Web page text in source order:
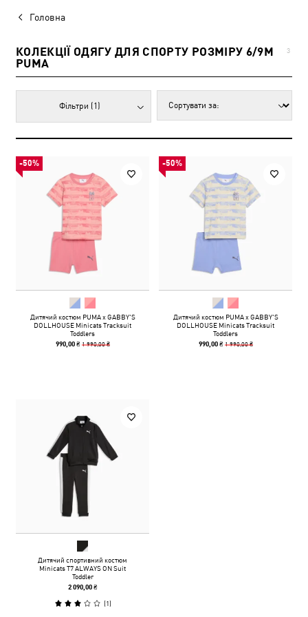
Головна
КОЛЕКЦІЇ ОДЯГУ ДЛЯ СПОРТУ РОЗМІРУ 6/9M
PUMA
3
Фільтри (1)
-50%
Дитячий костюм PUMA x GABBY'S
DOLLHOUSE Minicats Tracksuit
Toddlers
990,00 ₴ 1 990,00 ₴
-50%
Дитячий костюм PUMA x GABBY'S
DOLLHOUSE Minicats Tracksuit
Toddlers
990,00 ₴ 1 990,00 ₴
Дитячий спортивний костюм
Minicats T7 ALWAYS ON Suit
Toddler
2 090,00 ₴
(1)